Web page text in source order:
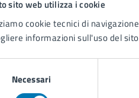
sito web utilizza i cookie
cookie tecnici di
informazioni sull'uso del
Necessari